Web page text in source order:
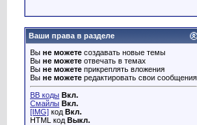
Ваши права в разделе
Вы не можете создавать новые темы
Вы не можете отвечать в темах
Вы не можете прикреплять вложения
Вы не можете редактировать свои сообщения
BB коды Вкл.
Смайлы Вкл.
[IMG] код Вкл.
HTML код Выкл.